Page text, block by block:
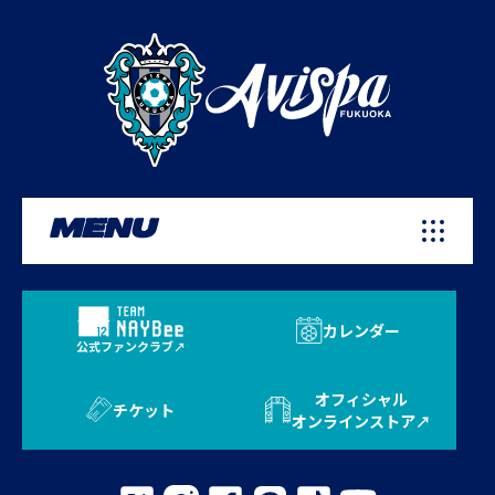
MENU
公式ファンクラブ
カレンダー
チケット
オフィシャル
オンラインストア